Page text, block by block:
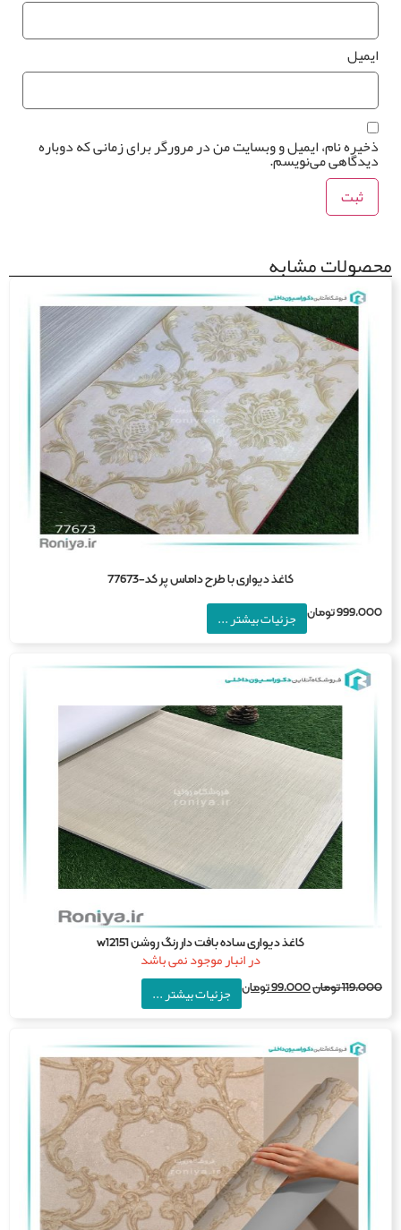
نام، ایمیل و وبسایت من در مرورگر برای زمانی که دوباره
می‌نویسم.
مشابه
کاغذ دیواری با طرح داماس پر کد-77673
تومان جزئیات بیشتر ...
کاغذ دیواری ساده بافت دار رنگ روشن w12151
در انبار موجود نمی باشد
تومان99,000تومان جزئیات بیشتر ...